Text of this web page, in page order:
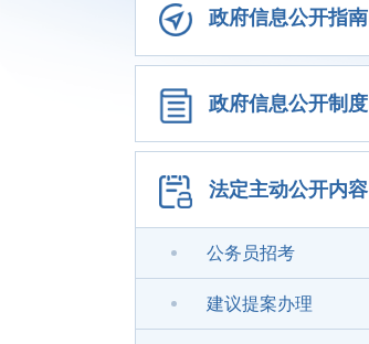
政府信息公开指南
政府信息公开制度
法定主动公开内容
公务员招考
建议提案办理